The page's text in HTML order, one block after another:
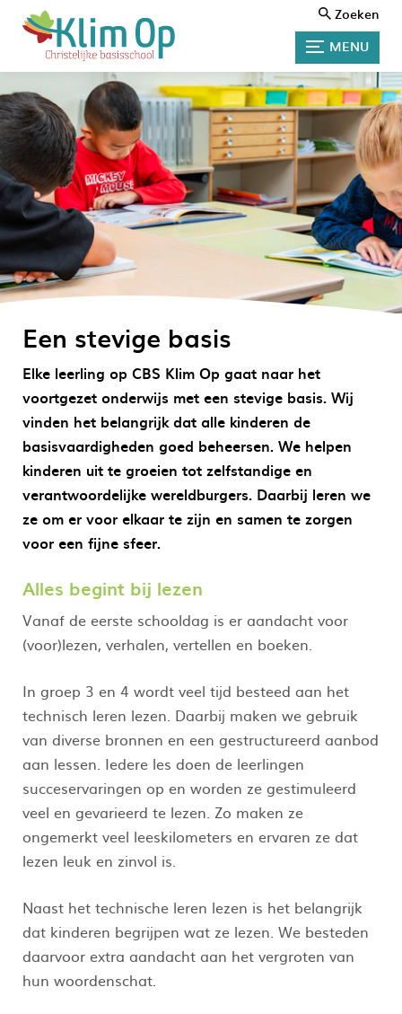
Zoeken
MENU
Een stevige basis
Elke leerling op CBS Klim Op gaat naar het
voortgezet onderwijs met een stevige basis. Wij
vinden het belangrijk dat alle kinderen de
basisvaardigheden goed beheersen. We helpen
kinderen uit te groeien tot zelfstandige en
verantwoordelijke wereldburgers. Daarbij leren we
ze om er voor elkaar te zijn en samen te zorgen
voor een fijne sfeer.
Alles begint bij lezen
Vanaf de eerste schooldag is er aandacht voor
(voor)lezen, verhalen, vertellen en boeken.
In groep 3 en 4 wordt veel tijd besteed aan het
technisch leren lezen. Daarbij maken we gebruik
van diverse bronnen en een gestructureerd aanbod
aan lessen. Iedere les doen de leerlingen
succeservaringen op en worden ze gestimuleerd
veel en gevarieerd te lezen. Zo maken ze
ongemerkt veel leeskilometers en ervaren ze dat
lezen leuk en zinvol is.
Naast het technische leren lezen is het belangrijk
dat kinderen begrijpen wat ze lezen. We besteden
daarvoor extra aandacht aan het vergroten van
hun woordenschat.